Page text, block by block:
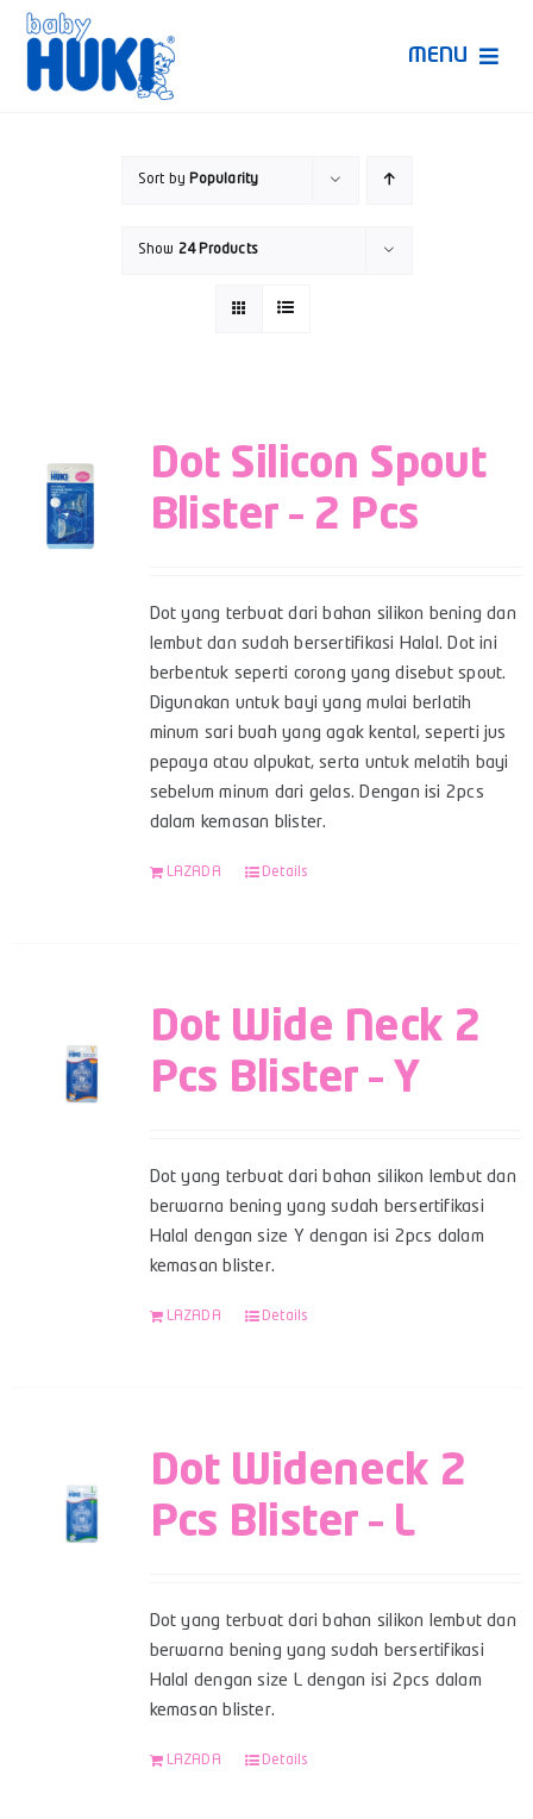
Skip
content
MENU
Sort by Popularity
Show 24 Products
Dot Silicon Spout
Blister – 2 Pcs
Dot yang terbuat dari bahan silikon bening dan
lembut dan sudah bersertifikasi Halal. Dot ini
berbentuk seperti corong yang disebut spout.
Digunakan untuk bayi yang mulai berlatih
minum sari buah yang agak kental, seperti jus
pepaya atau alpukat, serta untuk melatih bayi
sebelum minum dari gelas. Dengan isi 2pcs
dalam kemasan blister.
LAZADA Details
Dot Wide Neck 2
Pcs Blister – Y
Dot yang terbuat dari bahan silikon lembut dan
berwarna bening yang sudah bersertifikasi
Halal dengan size Y dengan isi 2pcs dalam
kemasan blister.
LAZADA Details
Dot Wideneck 2
Pcs Blister – L
Dot yang terbuat dari bahan silikon lembut dan
berwarna bening yang sudah bersertifikasi
Halal dengan size L dengan isi 2pcs dalam
kemasan blister.
LAZADA Details